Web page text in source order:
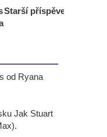
Starší příspěvek
od Ryana
Jak Stuart